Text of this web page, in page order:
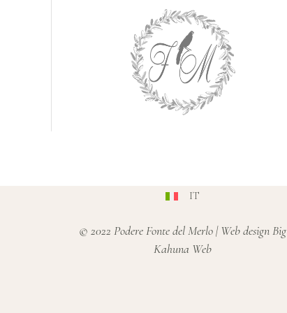
IT
© 2022 Podere Fonte del Merlo |Web design Big
Kahuna Web